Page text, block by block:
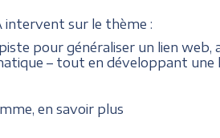
intervent sur le thème :
pour généraliser un lien web,
– tout en développant une
en savoir plus